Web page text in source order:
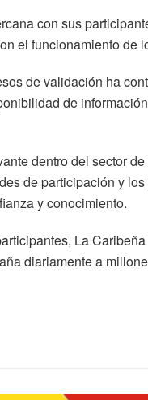
con sus
el funcionamiento de
de validación ha
de
dentro del sector
de participación y
y conocimiento.
La
diariamente a